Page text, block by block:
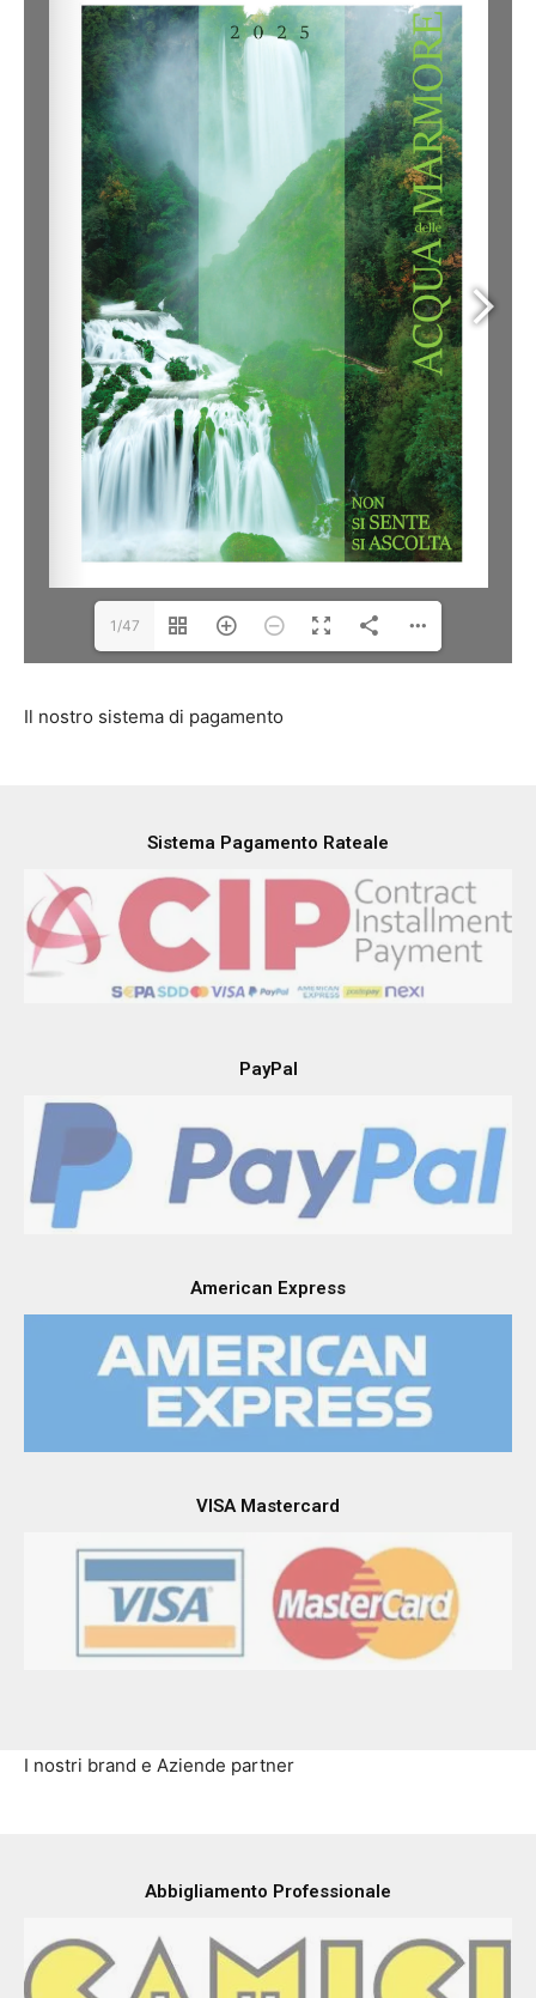
1/47
Il nostro sistema di pagamento
Sistema Pagamento Rateale
PayPal
American Express
VISA Mastercard
I nostri brand e Aziende partner
Abbigliamento Professionale